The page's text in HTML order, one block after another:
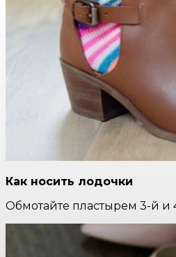
Как носить лодочки
Обмотайте пластырем 3-й и